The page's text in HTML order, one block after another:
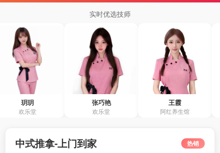
实时优选技师
中式推拿-上门到家 热销